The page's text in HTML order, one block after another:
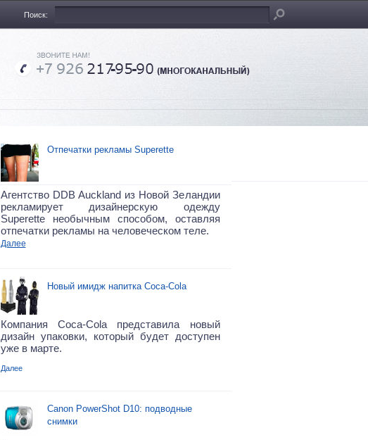
Поиск:
Отпечатки рекламы Superette
Агентство DDB Auckland из Новой Зеландии
рекламирует дизайнерскую одежду
Superette необычным способом, оставляя
отпечатки рекламы на человеческом теле.
Далее
Новый имидж напитка Coca-Cola
Компания Coca-Cola представила новый
дизайн упаковки, который будет доступен
уже в марте.
Далее
Canon PowerShot D10: подводные
снимки